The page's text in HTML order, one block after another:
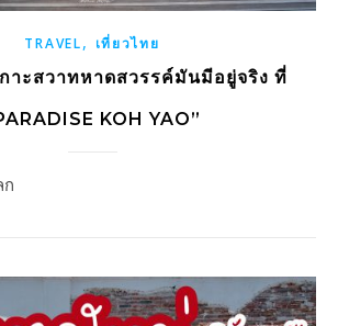
TRAVEL, เที่ยวไทย
กาะสวาทหาดสวรรค์มันมีอยู่จริง ที่
KOH YAO”
ก